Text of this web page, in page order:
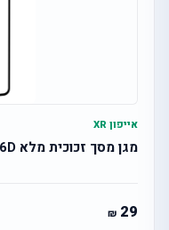
אייפון XR
מגן מסך זכוכית מלא 6D אייפון XR
29